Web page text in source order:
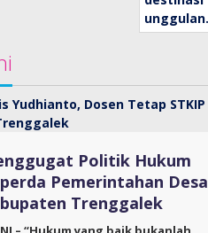
Politik Hukum
Pemerintahan Desa
Trenggalek